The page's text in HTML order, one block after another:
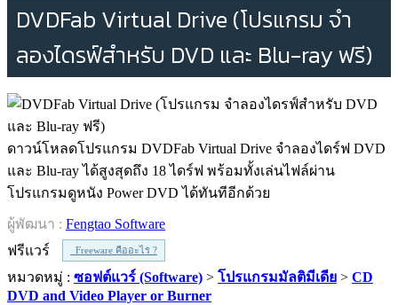
DVDFab Virtual Drive (โปรแกรม จำ
ลองไดรฟ์สำหรับ DVD และ Blu-ray ฟรี)
ดาวน์โหลดโปรแกรม DVDFab Virtual Drive จำลองไดร์ฟ DVD
และ Blu-ray ได้สูงสุดถึง 18 ไดร์ฟ พร้อมทั้งเล่นไฟล์ผ่าน
โปรแกรมดูหนัง Power DVD ได้ทันทีอีกด้วย
ผู้พัฒนา : Fengtao Software
ฟรีแวร์
Freeware คืออะไร ?
หมวดหมู่ : ซอฟต์แวร์ (Software) > โปรแกรมมัลติมีเดีย > CD
DVD and Video Player or Burner